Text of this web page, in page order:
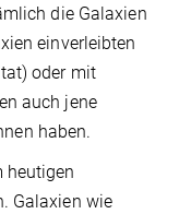
die Galaxien
einverleibten
oder mit
auch jene
haben.
heutigen
Galaxien wie